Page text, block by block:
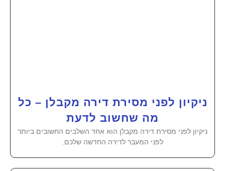
ניקיון לפני מסירת דירה מקבלן – כל
מה שחשוב לדעת
ניקיון לפני מסירת דירה מקבלן הוא אחד השלבים החשובים ביותר
לפני המעבר לדירה החדשה שלכם.